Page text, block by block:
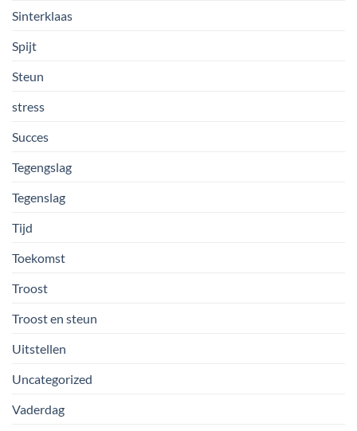
Sinterklaas
Spijt
Steun
stress
Succes
Tegengslag
Tegenslag
Tijd
Toekomst
Troost
Troost en steun
Uitstellen
Uncategorized
Vaderdag